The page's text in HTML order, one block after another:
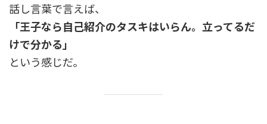
話し言葉で言えば、
「王子なら自己紹介のタスキはいらん。立ってるだ
けで分かる」
という感じだ。